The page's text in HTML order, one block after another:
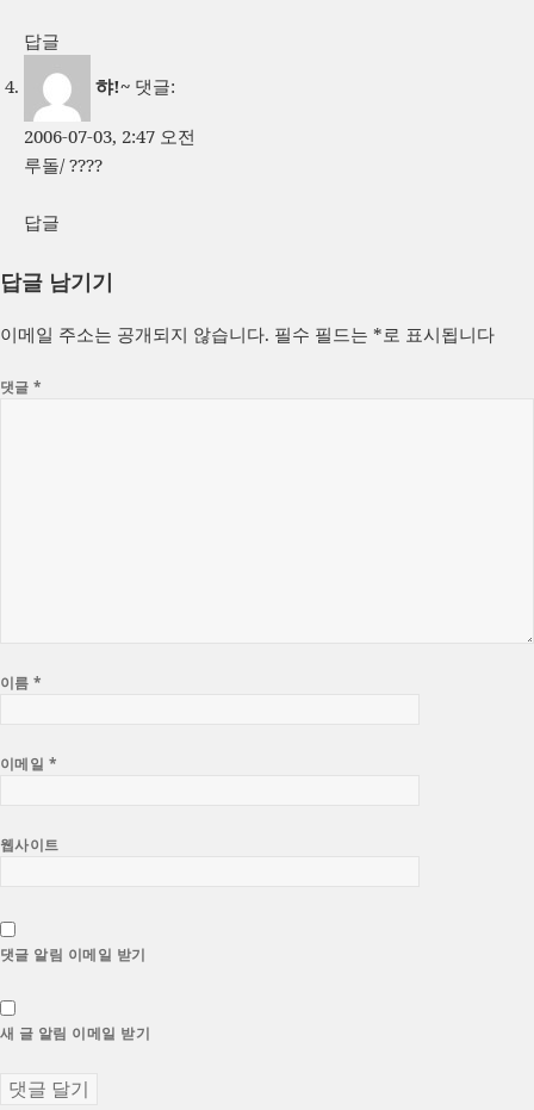
답글
햐!~ 댓글:
2006-07-03, 2:47 오전
루돌/ ????
답글
답글 남기기
이메일 주소는 공개되지 않습니다. 필수 필드는 *로 표시됩니다
댓글*
이름*
이메일 *
웹사이트
댓글 알림 이메일 받기
새 글 알림 이메일 받기